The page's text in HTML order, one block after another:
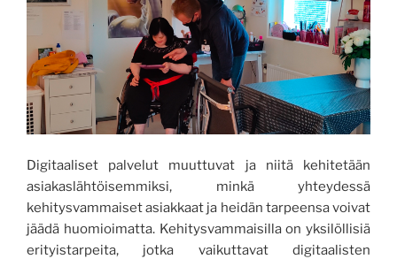
Digitaaliset palvelut muuttuvat ja niitä kehitetään
asiakaslähtöisemmiksi, minkä yhteydessä
kehitysvammaiset asiakkaat ja heidän tarpeensa voivat
jäädä huomioimatta. Kehitysvammaisilla on yksilöllisiä
erityistarpeita, jotka vaikuttavat digitaalisten